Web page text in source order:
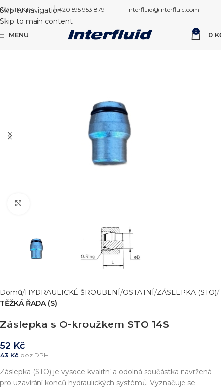
Skip to navigation
Skip to main content
KONTAKTY +420 595 953 879 interfluid@interfluid.com
MENU 0 0
Domů HYDRAULICKÉ ŠROUBENÍ OSTATNÍ ZÁSLEPKA (STO)
TĚŽKÁ ŘADA (S)
Záslepka s O-kroužkem STO 14S
52 Kč
43 Kč bez DPH
Záslepka (STO) je vysoce kvalitní a odolná součástka navržená
pro uzavírání konců hydraulických systémů. Vyznačuje se